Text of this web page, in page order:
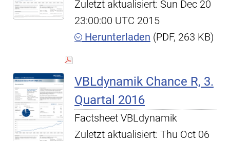
Zuletzt aktualisiert: Sun Dec 20
23:00:00 UTC 2015
Herunterladen (PDF, 263 KB)
VBLdynamik Chance R, 3.
Quartal 2016
Factsheet VBLdynamik
Zuletzt aktualisiert: Thu Oct 06